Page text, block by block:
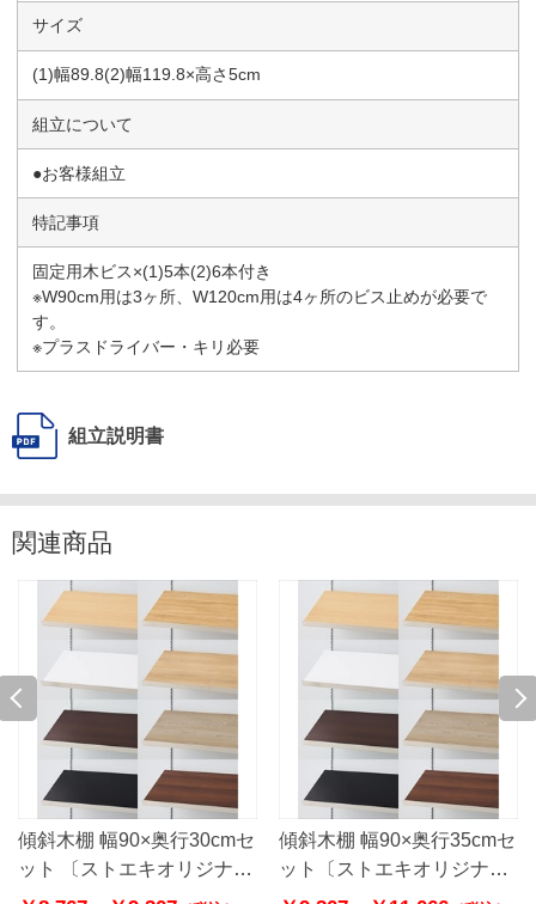
サイズ
(1)幅89.8(2)幅119.8×高さ5cm
組立について
●お客様組立
特記事項
固定用木ビス×(1)5本(2)6本付き
※W90cm用は3ヶ所、W120cm用は4ヶ所のビス止めが必要で
す。
※プラスドライバー・キリ必要
組立説明書
関連商品
傾斜木棚 幅90×奥行30cmセ
ット 〔ストエキオリジナ
ル〕
傾斜木棚 幅90×奥行35cmセ
ット〔ストエキオリジナ
ル〕